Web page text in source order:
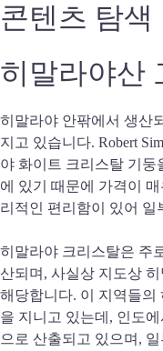
콘텐츠 탐색
히말라야산
히말라야 안팎에서 생산
지고 있습니다. Robert
야 화이트 크리스탈 기둥
에 있기 때문에 가격이
리적인 편리함이 있어 일
히말라야 크리스탈은 주
산되며, 사실상 지도상
해당합니다. 이 지역들의
을 지니고 있는데, 인도
으로 산출되고 있으며,